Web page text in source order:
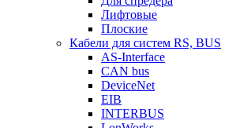
Лифтовые
Плоские
Кабели для систем RS, BUS
AS-Interface
CAN bus
DeviceNet
EIB
INTERBUS